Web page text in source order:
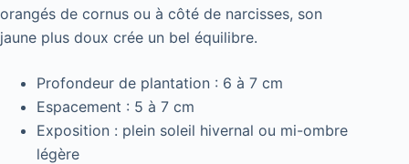
orangés de cornus ou à côté de narcisses, son
jaune plus doux crée un bel équilibre.
Profondeur de plantation : 6 à 7 cm
Espacement : 5 à 7 cm
Exposition : plein soleil hivernal ou mi-ombre
légère